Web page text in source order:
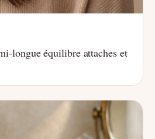
longue équilibre attaches et